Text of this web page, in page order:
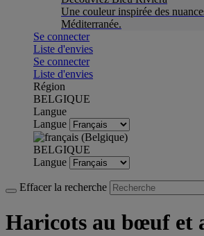
Une couleur inspirée des
Méditerranée.
Se connecter
Liste d'envies
Se connecter
Liste d'envies
Région
BELGIQUE
Langue
Langue
BELGIQUE
Langue
Effacer la recherche
Haricots au bœuf et